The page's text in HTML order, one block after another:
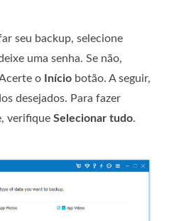
seu backup, selecione
uma senha. Se não,
o Início botão. A seguir,
desejados. Para fazer
verifique Selecionar tudo.